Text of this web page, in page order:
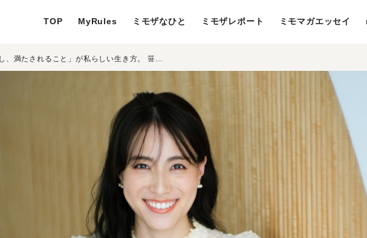
TOP MyRules ミモザなひと ミモザレポート ミモマガエッセイ
「心を満たし、満たされること」が私らしい生き方。 笹川友里が、いつも仕事に全力な理由とは。